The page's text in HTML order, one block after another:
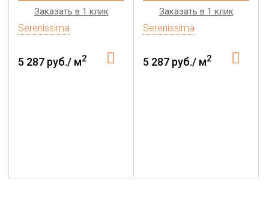
Заказать в 1 клик
Serenissima
5 287 руб./ м2
Заказать в 1 клик
Serenissima
5 287 руб./ м2